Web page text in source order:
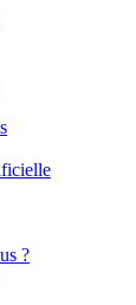
?